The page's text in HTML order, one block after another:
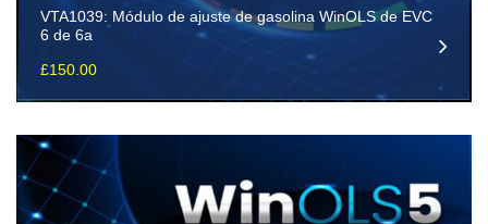
VTA1039: Módulo de ajuste de gasolina WinOLS de EVC
6 de 6a
£150.00